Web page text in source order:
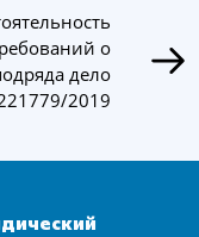
о
дело
2019